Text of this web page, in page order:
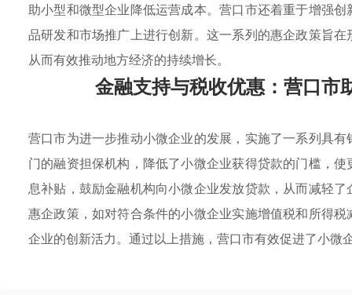
助小型和微型企业降低运营成本。营口市还着重于增强
品研发和市场推广上进行创新。这一系列的惠企政策旨在
从而有效推动地方经济的持续增长。
金融支持与税收优惠：营口市
营口市为进一步推动小微企业的发展，实施了一系列具有
门的融资担保机构，降低了小微企业获得贷款的门槛，
息补贴，鼓励金融机构向小微企业发放贷款，从而减轻
惠企政策，如对符合条件的小微企业实施增值税和所得
企业的创新活力。通过以上措施，营口市有效促进了小